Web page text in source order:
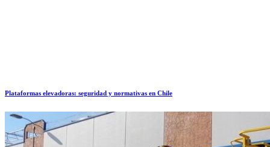
Plataformas elevadoras: seguridad y normativas en Chile